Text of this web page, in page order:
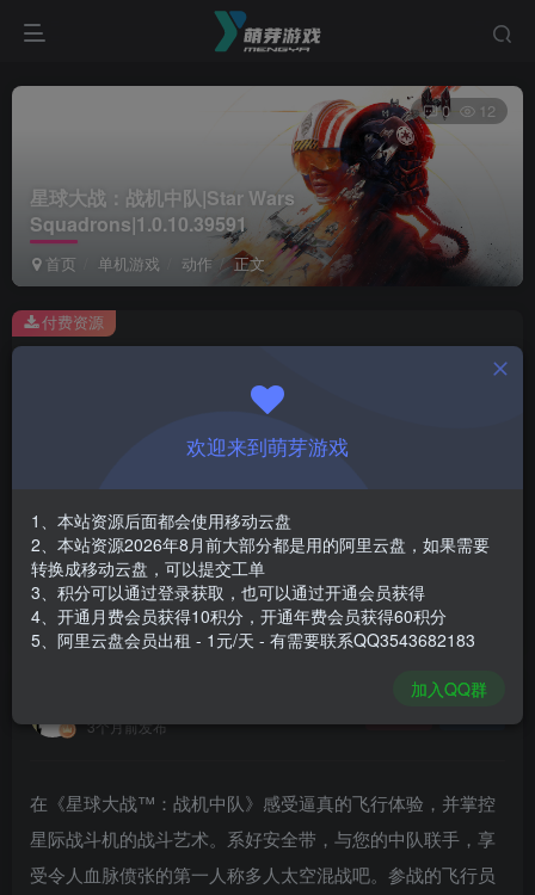
星球大战：战机中队|Star Wars
Squadrons|1.0.10.39591
首页 单机游戏 动作 正文
0 12
此内容为付费资源，请付费后查看
￥1
免费
登录购买
安装包大小
游戏本体大小
31.25 GB
付费资源
3个月前发布
在《星球大战™：战机中队》感受逼真的飞行体验，并掌控
星际战斗机的战斗艺术。系好安全带，与您的中队联手，享
受令人血脉偾张的第一人称多人太空混战吧。参战的飞行员
欢迎来到萌芽游戏
1、本站资源后面都会使用移动云盘
2、本站资源2026年8月前大部分都是用的阿里云盘，如果需要
转换成移动云盘，可以提交工单
3、积分可以通过登录获取，也可以通过开通会员获得
4、开通月费会员获得10积分，开通年费会员获得60积分
5、阿里云盘会员出租 - 1元/天 - 有需要联系QQ3543682183
加入QQ群